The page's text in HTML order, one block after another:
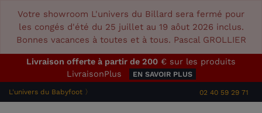
Votre showroom L'univers du Billard sera fermé pour
les congés d'été du 25 juillet au 19 aôut 2026 inclus.
Bonnes vacances à toutes et à tous. Pascal GROLLIER
Livraison offerte à partir de 200 € sur les produits
LivraisonPlus
EN SAVOIR PLUS
L'univers du Babyfoot 〉 02 40 59 29 71